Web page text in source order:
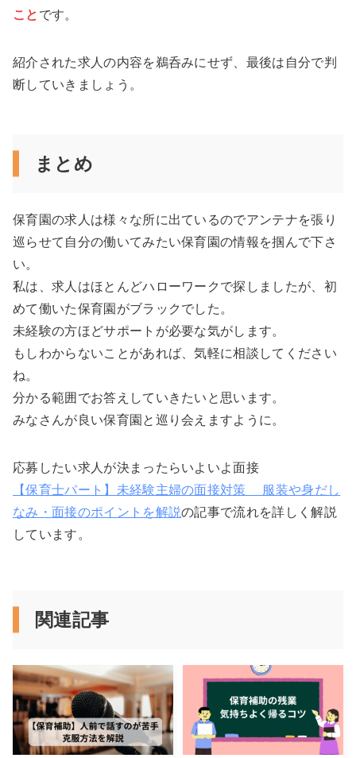
こと です。
紹介された求人の内容を鵜呑みにせず、最後は自分で判
断していきましょう。
まとめ
保育園の求人は様々な所に出ているのでアンテナを張り
巡らせて自分の働いてみたい保育園の情報を掴んで下さ
い。
私は、求人はほとんどハローワークで探しましたが、初
めて働いた保育園がブラックでした。
未経験の方ほどサポートが必要な気がします。
もしわからないことがあれば、気軽に相談してください
ね。
分かる範囲でお答えしていきたいと思います。
みなさんが良い保育園と巡り会えますように。
応募したい求人が決まったらいよいよ面接
【保育士パート】未経験主婦の面接対策 服装や身だし
なみ・面接のポイントを解説の記事で流れを詳しく解説
しています。
関連記事